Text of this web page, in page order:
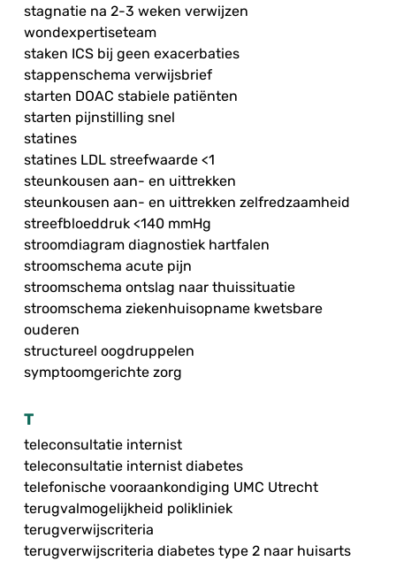
stagnatie na 2-3 weken verwijzen
wondexpertiseteam
staken ICS bij geen exacerbaties
stappenschema verwijsbrief
starten DOAC stabiele patiënten
starten pijnstilling snel
statines
statines LDL streefwaarde <1
steunkousen aan- en uittrekken
steunkousen aan- en uittrekken zelfredzaamheid
streefbloeddruk <140 mmHg
stroomdiagram diagnostiek hartfalen
stroomschema acute pijn
stroomschema ontslag naar thuissituatie
stroomschema ziekenhuisopname kwetsbare
ouderen
structureel oogdruppelen
symptoomgerichte zorg
T
teleconsultatie internist
teleconsultatie internist diabetes
telefonische vooraankondiging UMC Utrecht
terugvalmogelijkheid polikliniek
terugverwijscriteria
terugverwijscriteria diabetes type 2 naar huisarts